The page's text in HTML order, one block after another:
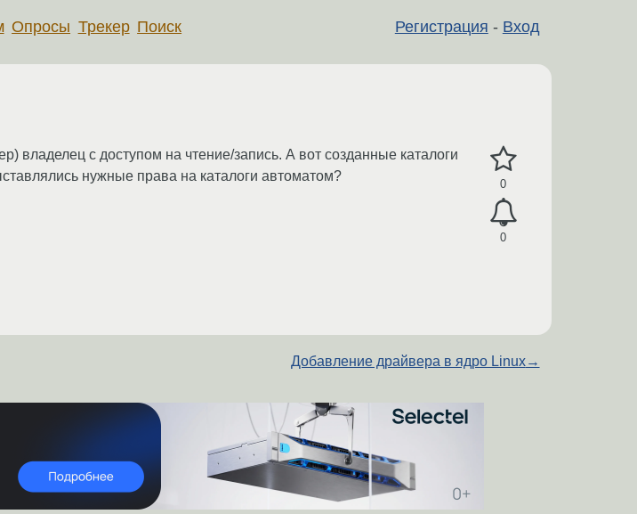
Регистрация - Вход
Опросы Трекер Поиск
0
0
с доступом на чтение/запись. А вот созданные каталоги
нужные права на каталоги автоматом?
Добавление драйвера в ядро Linux→